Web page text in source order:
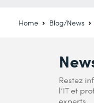
Home Blog/News
Restez
l’IT et
experts